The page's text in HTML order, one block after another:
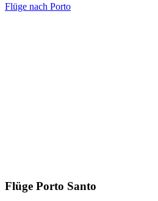
Flüge nach Porto
Flüge Porto Santo